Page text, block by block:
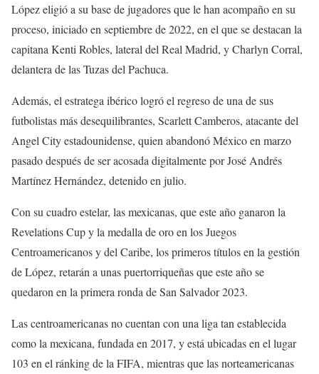
López eligió a su base de jugadores que le han acompaño en su
proceso, iniciado en septiembre de 2022, en el que se destacan la
capitana Kenti Robles, lateral del Real Madrid, y Charlyn Corral,
delantera de las Tuzas del Pachuca.
Además, el estratega ibérico logró el regreso de una de sus
futbolistas más desequilibrantes, Scarlett Camberos, atacante del
Angel City estadounidense, quien abandonó México en marzo
pasado después de ser acosada digitalmente por José Andrés
Martínez Hernández, detenido en julio.
Con su cuadro estelar, las mexicanas, que este año ganaron la
Revelations Cup y la medalla de oro en los Juegos
Centroamericanos y del Caribe, los primeros títulos en la gestión
de López, retarán a unas puertorriqueñas que este año se
quedaron en la primera ronda de San Salvador 2023.
Las centroamericanas no cuentan con una liga tan establecida
como la mexicana, fundada en 2017, y está ubicadas en el lugar
103 en el ránking de la FIFA, mientras que las norteamericanas